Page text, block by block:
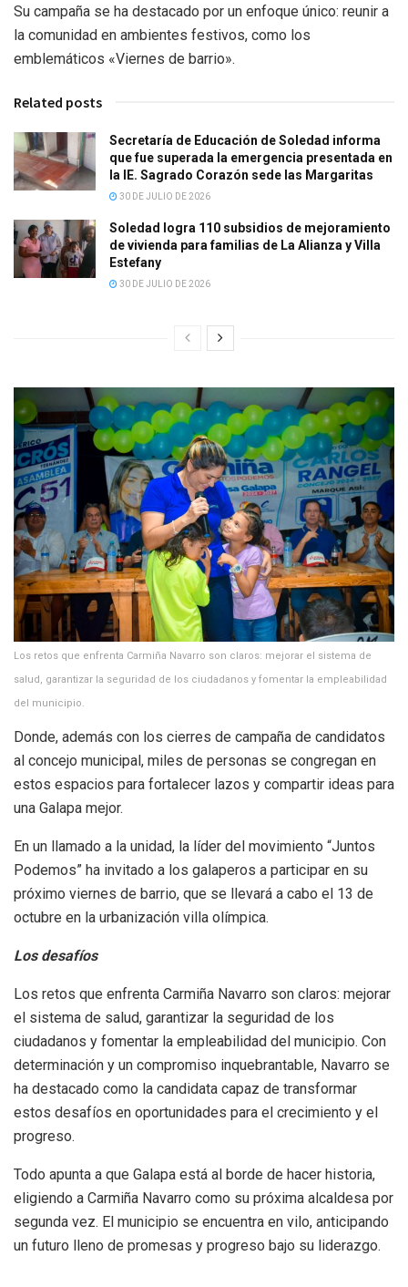
Su campaña se ha destacado por un enfoque único: reunir a
la comunidad en ambientes festivos, como los
emblemáticos «Viernes de barrio».
Related posts
Secretaría de Educación de Soledad informa
que fue superada la emergencia presentada en
la IE. Sagrado Corazón sede las Margaritas
30 DE JULIO DE 2026
Soledad logra 110 subsidios de mejoramiento
de vivienda para familias de La Alianza y Villa
Estefany
30 DE JULIO DE 2026
Los retos que enfrenta Carmiña Navarro son claros: mejorar el sistema de
salud, garantizar la seguridad de los ciudadanos y fomentar la empleabilidad
del municipio.
Donde, además con los cierres de campaña de candidatos
al concejo municipal, miles de personas se congregan en
estos espacios para fortalecer lazos y compartir ideas para
una Galapa mejor.
En un llamado a la unidad, la líder del movimiento “Juntos
Podemos” ha invitado a los galaperos a participar en su
próximo viernes de barrio, que se llevará a cabo el 13 de
octubre en la urbanización villa olímpica.
Los desafíos
Los retos que enfrenta Carmiña Navarro son claros: mejorar
el sistema de salud, garantizar la seguridad de los
ciudadanos y fomentar la empleabilidad del municipio. Con
determinación y un compromiso inquebrantable, Navarro se
ha destacado como la candidata capaz de transformar
estos desafíos en oportunidades para el crecimiento y el
progreso.
Todo apunta a que Galapa está al borde de hacer historia,
eligiendo a Carmiña Navarro como su próxima alcaldesa por
segunda vez. El municipio se encuentra en vilo, anticipando
un futuro lleno de promesas y progreso bajo su liderazgo.